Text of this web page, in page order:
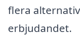
flera
erbjudandet.